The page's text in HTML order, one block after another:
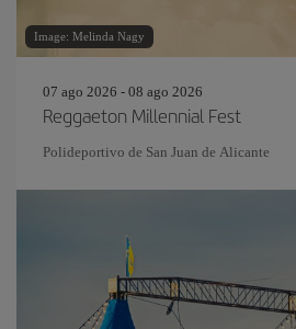
Image: Melinda Nagy
07 ago 2026 - 08 ago 2026
Reggaeton Millennial Fest
Polideportivo de San Juan de Alicante